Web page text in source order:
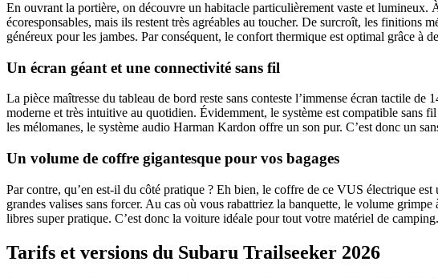
En ouvrant la portière, on découvre un habitacle particulièrement vaste et
écoresponsables, mais ils restent très agréables au toucher. De surcroît, les finitions
généreux pour les jambes. Par conséquent, le confort thermique est optimal grâce à
Un écran géant et une connectivité sans fil
La pièce maîtresse du tableau de bord reste sans conteste l’immense écran tactile
moderne et très intuitive au quotidien. Évidemment, le système est compatible
les mélomanes, le système audio Harman Kardon offre un son pur. C’est donc un
Un volume de coffre gigantesque pour vos bagages
Par contre, qu’en est-il du côté pratique ? Eh bien, le coffre de ce VUS électrique
grandes valises sans forcer. Au cas où vous rabattriez la banquette, le volume
libres super pratique. C’est donc la voiture idéale pour tout votre matériel de camping.
Tarifs et versions du Subaru Trailseeker 2026